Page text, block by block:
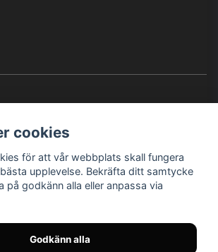
MC - Allt för dig & din MC
Facebook YouTube
cookies
för att vår webbplats skall fungera
upplevelse. Bekräfta ditt samtycke
på godkänn alla eller anpassa via
Godkänn alla